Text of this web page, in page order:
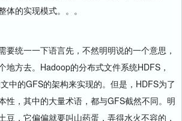
体的实现模式。。。
统一一下语言先，不然明明说的一个意思，
地方去。Hadoop的分布式文件系统HDFS，
中的GFS的架构来实现的。但是，HDFS为了
性，其中的大量术语，都与GFS截然不同。明
豆，它偏偏就要叫山药蛋，弄得水火不容的，